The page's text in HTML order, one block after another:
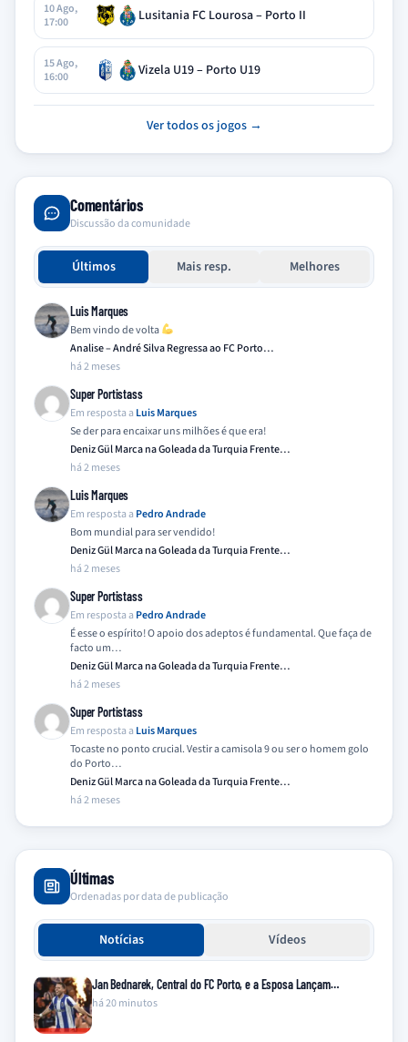
10 Ago,
17:00
Lusitania FC Lourosa – Porto II
15 Ago,
16:00
Vizela U19 – Porto U19
Ver todos os jogos →
Comentários
Discussão da comunidade
Últimos Mais resp. Melhores
Luis Marques
Bem vindo de volta
Analise – André Silva Regressa ao FC Porto…
há 2 meses
Super Portistass
Em resposta a Luis Marques
Se der para encaixar uns milhões é que era!
Deniz Gül Marca na Goleada da Turquia Frente…
há 2 meses
Luis Marques
Em resposta a Pedro Andrade
Bom mundial para ser vendido!
Deniz Gül Marca na Goleada da Turquia Frente…
há 2 meses
Super Portistass
Em resposta a Pedro Andrade
É esse o espírito! O apoio dos adeptos é fundamental. Que faça de
facto um…
Deniz Gül Marca na Goleada da Turquia Frente…
há 2 meses
Super Portistass
Em resposta a Luis Marques
Tocaste no ponto crucial. Vestir a camisola 9 ou ser o homem golo
do Porto…
Deniz Gül Marca na Goleada da Turquia Frente…
há 2 meses
Últimas
Ordenadas por data de publicação
Notícias Vídeos
Jan Bednarek, Central do FC Porto, e a Esposa Lançam…
há 20 minutos